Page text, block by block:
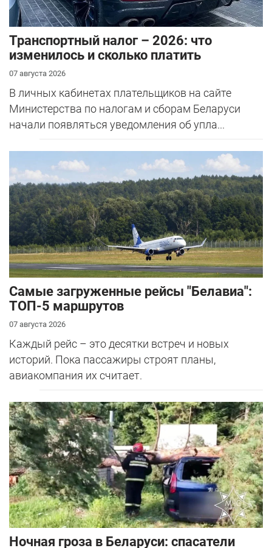
Транспортный налог – 2026: что
изменилось и сколько платить
07 августа 2026
В личных кабинетах плательщиков на сайте
Министерства по налогам и сборам Беларуси
начали появляться уведомления об упла...
Самые загруженные рейсы "Белавиа":
ТОП-5 маршрутов
07 августа 2026
Каждый рейс – это десятки встреч и новых
историй. Пока пассажиры строят планы,
авиакомпания их считает.
Ночная гроза в Беларуси: спасатели